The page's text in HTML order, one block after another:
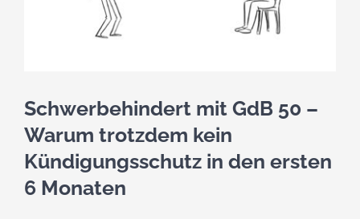
Blog
Impressum
Schwerbehindert mit GdB 50 –
Warum trotzdem kein
Kündigungsschutz in den ersten
6 Monaten